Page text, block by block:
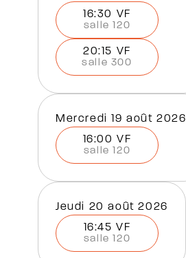
16:30 VF
salle 120
20:15 VF
salle 300
mercredi 19 août 2026
16:00 VF
salle 120
jeudi 20 août 2026
16:45 VF
salle 120